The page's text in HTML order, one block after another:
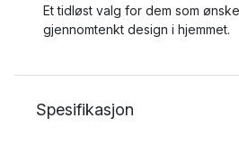
Et tidløst valg for dem som
gjennomtenkt design i hjemmet.
Spesifikasjon